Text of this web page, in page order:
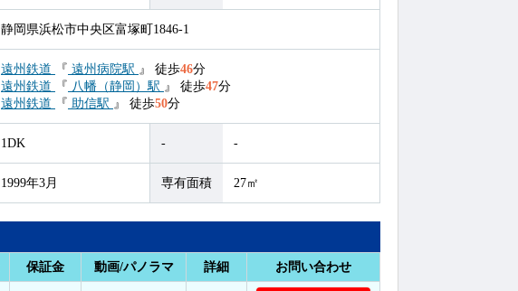
静岡県浜松市中央区富塚町1846-1
遠州鉄道 『 遠州病院駅 』 徒歩46分
遠州鉄道
『 八幡（静岡）駅 』 徒歩47分
遠州鉄道
『 助信駅 』 徒歩50分
1DK - -
1999年3月 専有面積 27㎡
保証金 動画/パノラマ 詳細 お問い合わせ